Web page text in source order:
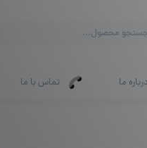
درباره ما تماس با ما